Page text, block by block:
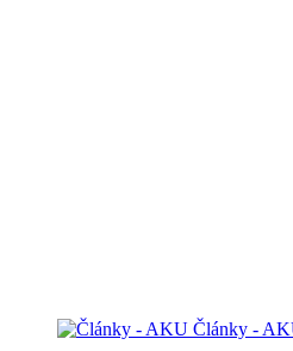
Články -